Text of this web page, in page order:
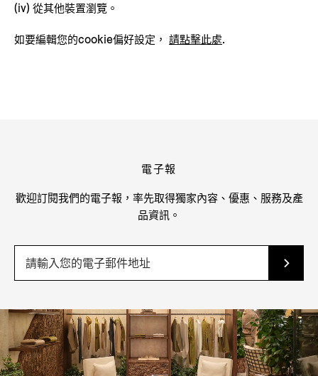
(iv) 從其他裝置瀏覽。
如要編輯您的cookie偏好設定， 請點擊此處.
電子報
歡迎訂閱我們的電子報，率先取得獨家內容、優惠、服務及產
品資訊。